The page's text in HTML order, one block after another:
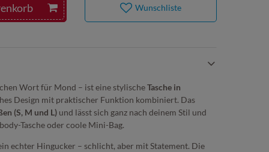
Wunschliste
Wort für Mond – ist eine stylischeTasche in
Design mit praktischer Funktion kombiniert. Das
(S, M und L) und lässt sich ganz nach deinem Stil und
Tasche oder coole Mini-Bag.
echter Hingucker – schlicht, aber mit Statement. Die